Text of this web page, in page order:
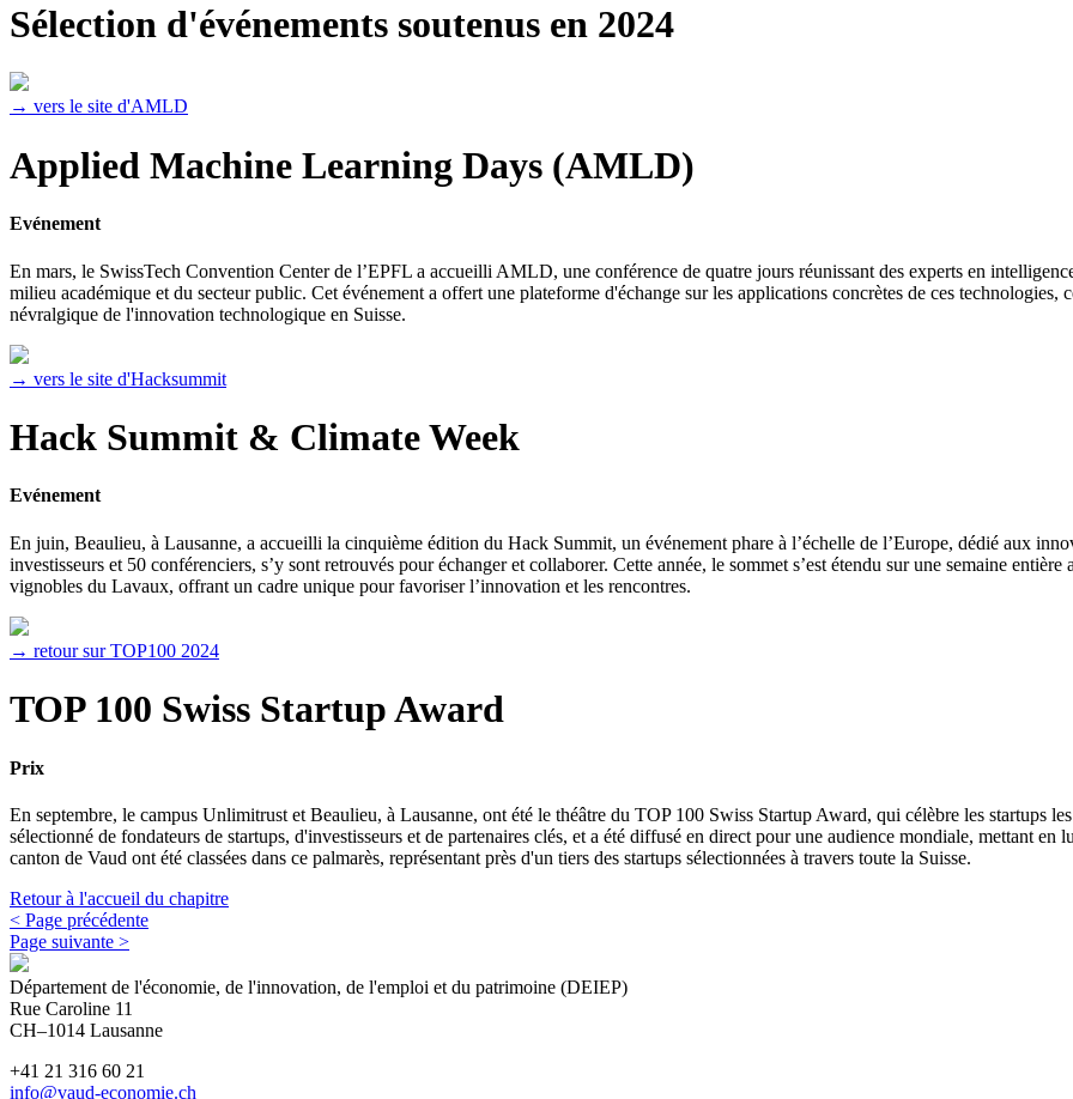
Sélection d'événements soutenus en 2024
→ vers le site d'AMLD
Applied Machine Learning Days (AMLD)
Evénement
En mars, le SwissTech Convention Center de l’EPFL a accueilli AMLD, une conférence de quatre jours réunissant des experts en
milieu académique et du secteur public. Cet événement a offert une plateforme d'échange sur les applications concrètes de ces
névralgique de l'innovation technologique en Suisse.
→ vers le site d'Hacksummit
Hack Summit & Climate Week
Evénement
En juin, Beaulieu, à Lausanne, a accueilli la cinquième édition du Hack Summit, un événement phare à l’échelle de l’Europe, dédié aux
investisseurs et 50 conférenciers, s’y sont retrouvés pour échanger et collaborer. Cette année, le sommet s’est étendu sur une semaine
vignobles du Lavaux, offrant un cadre unique pour favoriser l’innovation et les rencontres.
→ retour sur TOP100 2024
TOP 100 Swiss Startup Award
Prix
En septembre, le campus Unlimitrust et Beaulieu, à Lausanne, ont été le théâtre du TOP 100 Swiss Startup Award, qui célèbre les startups
sélectionné de fondateurs de startups, d'investisseurs et de partenaires clés, et a été diffusé en direct pour une audience mondiale, mettant en
canton de Vaud ont été classées dans ce palmarès, représentant près d'un tiers des startups sélectionnées à travers toute la Suisse.
Retour à l'accueil du chapitre
< Page précédente
Page suivante >
Département de l'économie, de l'innovation, de l'emploi et du patrimoine (DEIEP)
Rue Caroline 11
CH–1014 Lausanne
+41 21 316 60 21
info@vaud-economie.ch